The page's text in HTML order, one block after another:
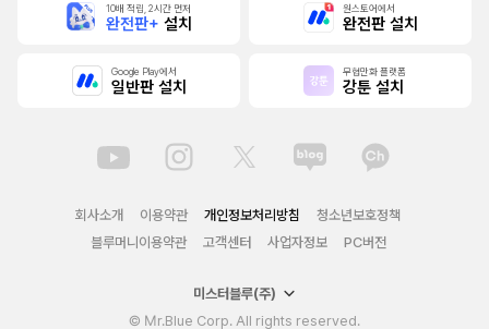
10배 적립, 2시간 먼저
완전판+ 설치
원스토어에서
완전판 설치
Google Play에서
일반판 설치
무협만화 플랫폼
강툰 설치
회사소개 이용약관 개인정보처리방침
청소년보호정책
블루머니이용약관
고객센터 사업자정보 PC버전
미스터블루(주)
© Mr.Blue Corp. All rights reserved.